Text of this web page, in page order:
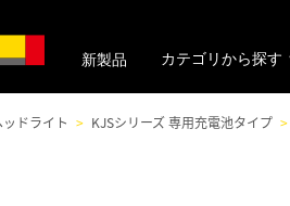
新製品 カテゴリから探す
ッドライト KJSシリーズ 専用充電池タイプ